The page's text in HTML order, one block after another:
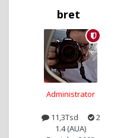
bret
Administrator
11,3Tsd
2
1.4 (AUA)